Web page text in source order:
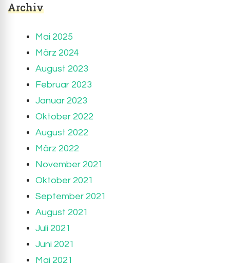
Archiv
Mai 2025
März 2024
August 2023
Februar 2023
Januar 2023
Oktober 2022
August 2022
März 2022
November 2021
Oktober 2021
September 2021
August 2021
Juli 2021
Juni 2021
Mai 2021